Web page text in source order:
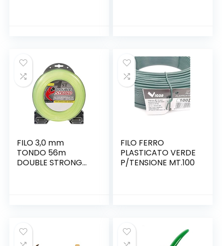
20202 22262 27062
20642
FILO 3,0 mm
TONDO 56m
DOUBLE STRONG
FILO FERRO
PLASTICATO VERDE
P/TENSIONE MT.100